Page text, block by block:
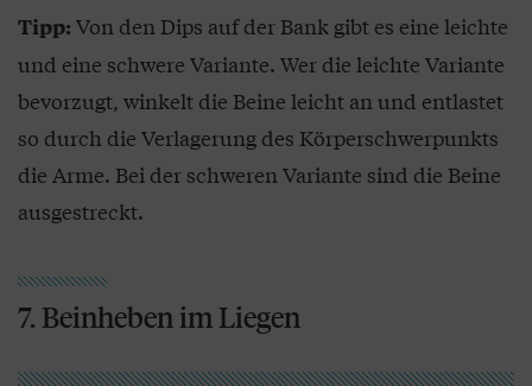
Tipp: Von den Dips auf der Bank gibt es eine leichte
und eine schwere Variante. Wer die leichte Variante
bevorzugt, winkelt die Beine leicht an und entlastet
so durch die Verlagerung des Körperschwerpunkts
die Arme. Bei der schweren Variante sind die Beine
ausgestreckt.
7. Beinheben im Liegen